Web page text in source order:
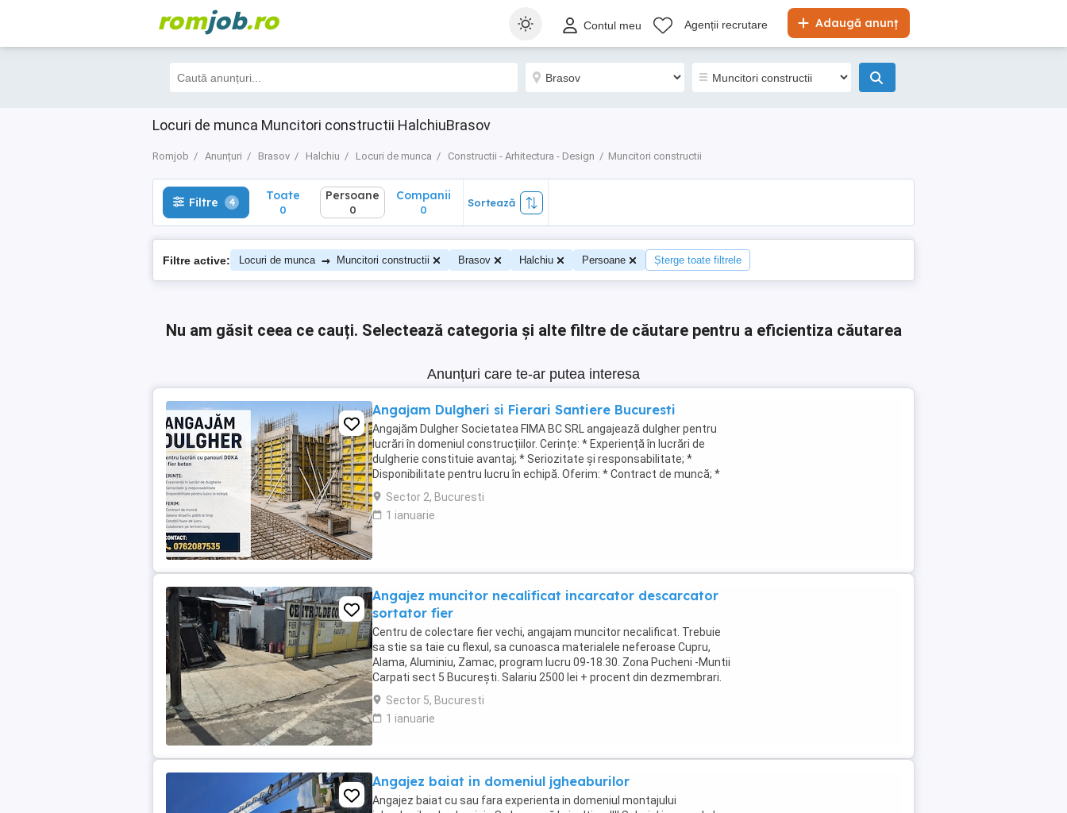
romjob.ro Adaugă anunț
Contul meu Agenții recrutare
Locuri de munca Muncitori constructii HalchiuBrasov
Romjob Anunțuri Brasov Halchiu Locuri de munca Constructii - Arhitectura - Design Muncitori constructii
Filtre 4 Toate
0
Filtre 4 Toate
0
Persoane
0
Companii
0
Sortează
Filtre active: Locuri de munca → Muncitori constructii Brasov Halchiu Persoane Șterge toate filtrele
Nu am găsit ceea ce cauți. Selectează categoria și alte filtre de căutare pentru a eficientiza căutarea
Anunțuri care te-ar putea interesa
Angajam Dulgheri si Fierari Santiere Bucuresti
Angajăm Dulgher Societatea FIMA BC SRL angajează dulgher pentru
lucrări în domeniul construcțiilor. Cerințe: * Experiență în lucrări de
dulgherie constituie avantaj; * Seriozitate și responsabilitate; *
Disponibilitate pentru lucru în echipă. Oferim: * Contract de muncă; *
Salariu motivant, plătit ...
Sector 2, Bucuresti
1 ianuarie
Angajez muncitor necalificat incarcator descarcator
sortator fier
Centru de colectare fier vechi, angajam muncitor necalificat. Trebuie
sa stie sa taie cu flexul, sa cunoasca materialele neferoase Cupru,
Alama, Aluminiu, Zamac, program lucru 09-18.30. Zona Pucheni -Muntii
Carpati sect 5 București. Salariu 2500 lei + procent din dezmembrari.
Contact
Sector 5, Bucuresti
1 ianuarie
Angajez baiat in domeniul jgheaburilor
Angajez baiat cu sau fara experienta in domeniul montajului